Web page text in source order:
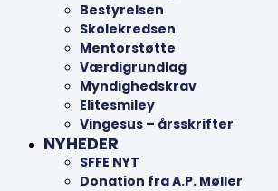
Bestyrelsen
Skolekredsen
Mentorstøtte
Værdigrundlag
Myndighedskrav
Elitesmiley
Vingesus – årsskrifter
NYHEDER
SFFE NYT
Donation fra A.P. Møller